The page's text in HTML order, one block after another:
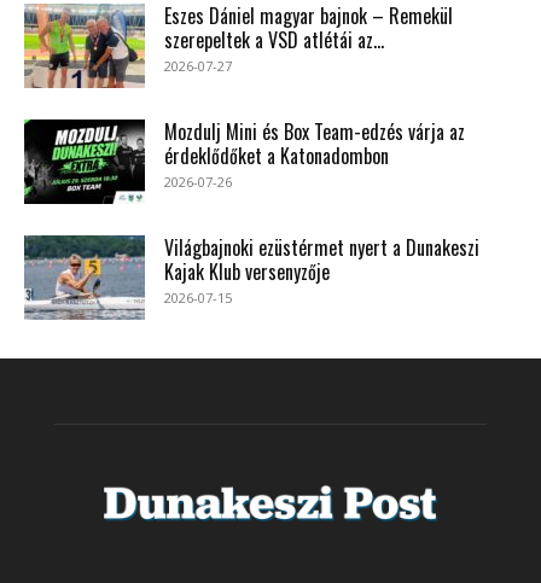
Eszes Dániel magyar bajnok – Remekül
szerepeltek a VSD atlétái az...
2026-07-27
Mozdulj Mini és Box Team-edzés várja az
érdeklődőket a Katonadombon
2026-07-26
Világbajnoki ezüstérmet nyert a Dunakeszi
Kajak Klub versenyzője
2026-07-15